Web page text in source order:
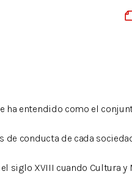
ha entendido como el
de conducta de cada
siglo XVIII cuando Cultura y